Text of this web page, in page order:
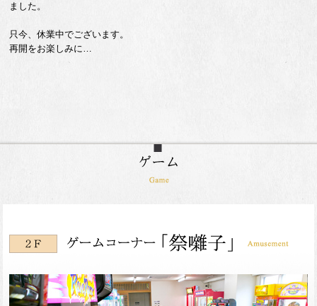
ました。
只今、休業中でございます。
再開をお楽しみに…